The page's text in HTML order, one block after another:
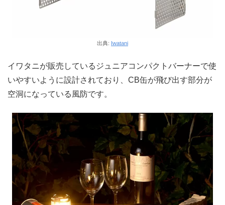
出典: Iwatani
イワタニが販売しているジュニアコンパクトバーナーで使
いやすいように設計されており、CB缶が飛び出す部分が
空洞になっている風防です。